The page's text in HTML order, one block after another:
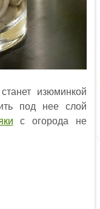
изюминкой
под нее слой
с огорода не